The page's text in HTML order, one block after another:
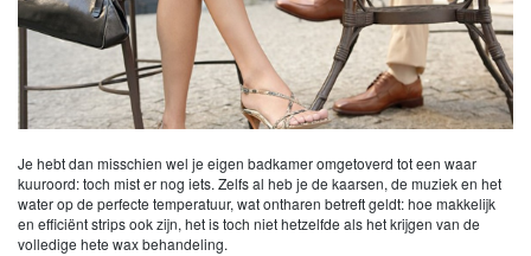
Je hebt dan misschien wel je eigen badkamer omgetoverd tot een waar
kuuroord: toch mist er nog iets. Zelfs al heb je de kaarsen, de muziek en het
water op de perfecte temperatuur, wat ontharen betreft geldt: hoe makkelijk
en efficiënt strips ook zijn, het is toch niet hetzelfde als het krijgen van de
volledige hete wax behandeling.